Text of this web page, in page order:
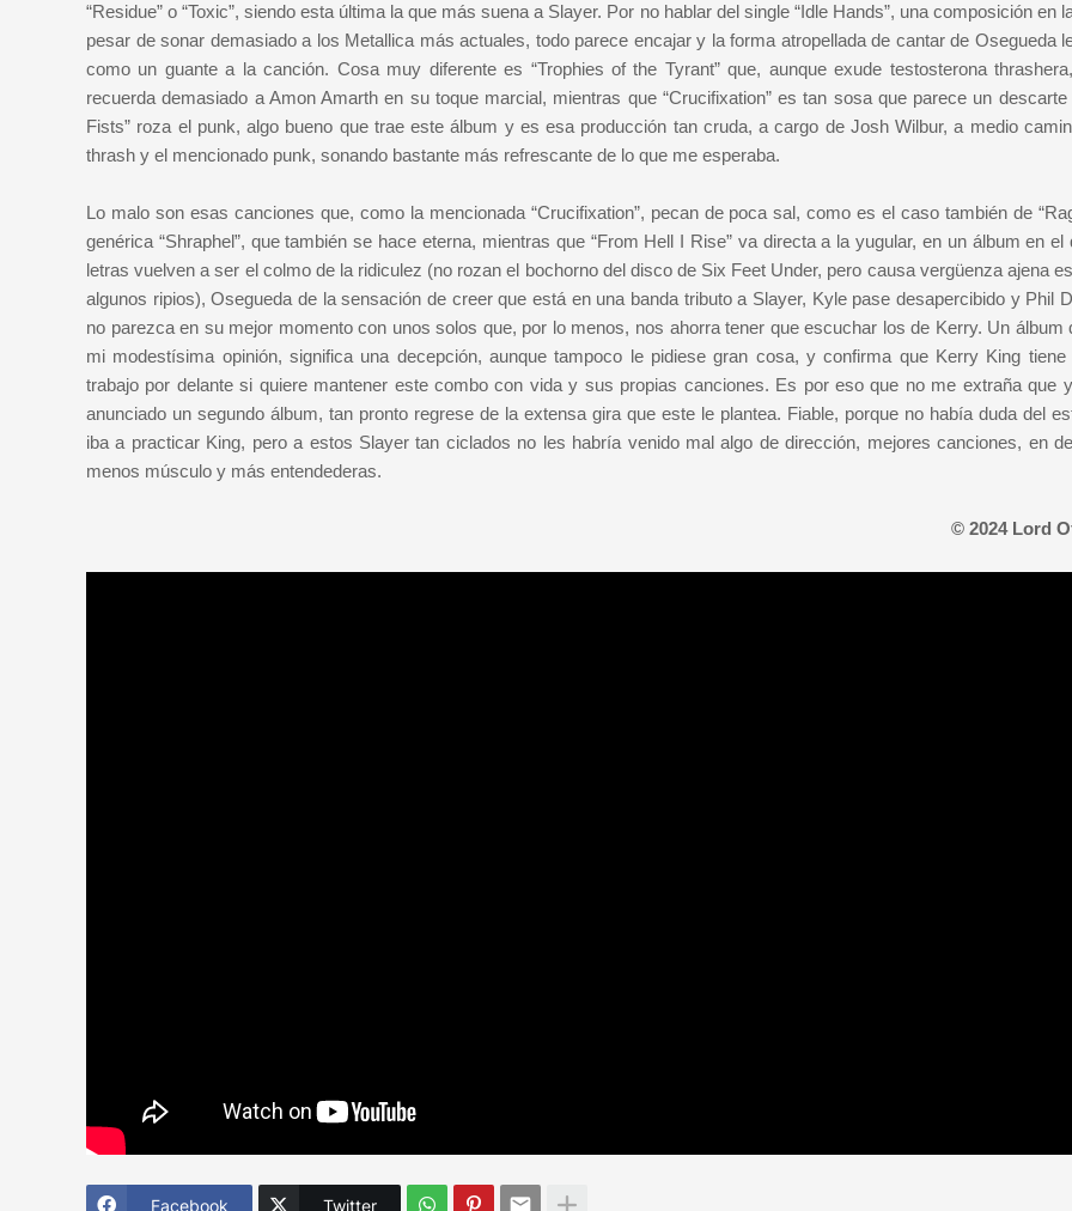
“Residue” o “Toxic”, siendo esta última la que más suena a Slayer. Por no hablar del single “Idle Hands”, una composición en
pesar de sonar demasiado a los Metallica más actuales, todo parece encajar y la forma atropellada de cantar de Osegueda
como un guante a la canción. Cosa muy diferente es “Trophies of the Tyrant” que, aunque exude testosterona
recuerda demasiado a Amon Amarth en su toque marcial, mientras que “Crucifixation” es tan sosa que parece un descarte
Fists” roza el punk, algo bueno que trae este álbum y es esa producción tan cruda, a cargo de Josh Wilbur, a medio
thrash y el mencionado punk, sonando bastante más refrescante de lo que me esperaba.
Lo malo son esas canciones que, como la mencionada “Crucifixation”, pecan de poca sal, como es el caso también de
genérica “Shraphel”, que también se hace eterna, mientras que “From Hell I Rise” va directa a la yugular, en un álbum en el
letras vuelven a ser el colmo de la ridiculez (no rozan el bochorno del disco de Six Feet Under, pero causa vergüenza ajena
algunos ripios), Osegueda de la sensación de creer que está en una banda tributo a Slayer, Kyle pase desapercibido y Phil
no parezca en su mejor momento con unos solos que, por lo menos, nos ahorra tener que escuchar los de Kerry. Un álbum
mi modestísima opinión, significa una decepción, aunque tampoco le pidiese gran cosa, y confirma que Kerry King tiene
trabajo por delante si quiere mantener este combo con vida y sus propias canciones. Es por eso que no me extraña que
anunciado un segundo álbum, tan pronto regrese de la extensa gira que este le plantea. Fiable, porque no había duda del
iba a practicar King, pero a estos Slayer tan ciclados no les habría venido mal algo de dirección, mejores canciones, en
menos músculo y más entendederas.
© 2024 Lord
Facebook Twitter